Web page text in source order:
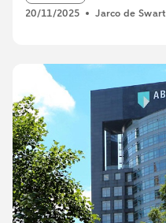
20/11/2025 Jarco de Swart